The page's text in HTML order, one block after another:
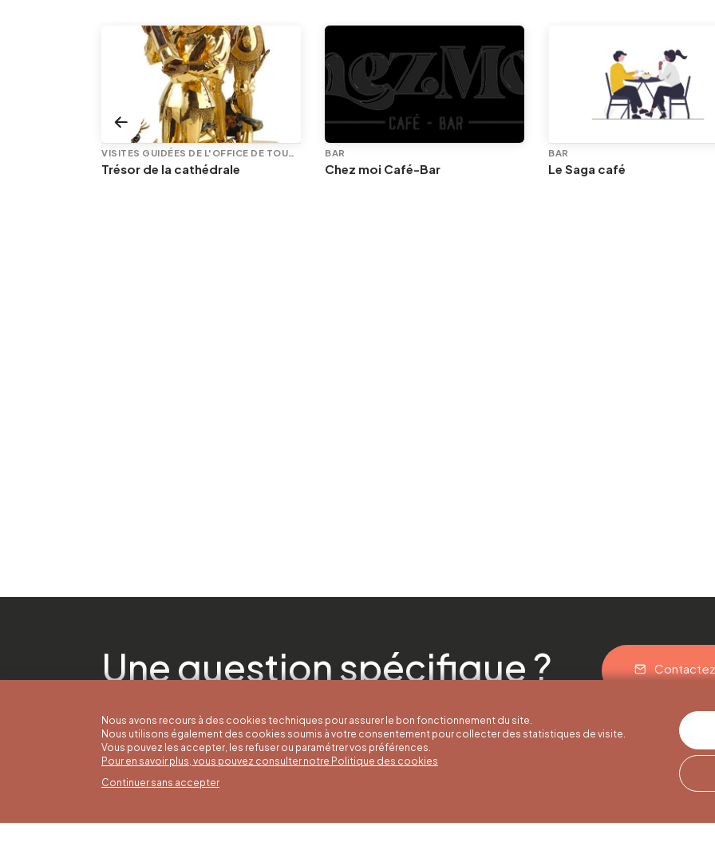
VISITES GUIDÉES DE L'OFFICE DE TOURISME
Trésor de la cathédrale
BAR
Chez moi Café-Bar
BAR
Le Saga café
Une question spécifique ?
Nous avons recours à des cookies techniques pour assurer le bon fonctionnement du site.
Nous utilisons également des cookies soumis à votre consentement pour collecter des statistiques de visite.
Vous pouvez les accepter, les refuser ou paramétrer vos préférences.
Pour en savoir plus, vous pouvez consulter notre Politique des cookies
Continuer sans accepter